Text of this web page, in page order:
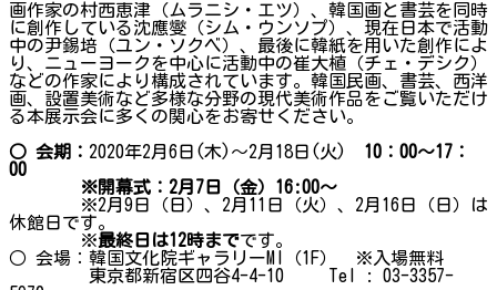
画作家の村西恵津（ムラニシ・エツ）、韓国画と書芸を同時
に創作している沈應燮（シム・ウンソプ）、現在日本で活動
中の尹錫培（ユン・ソクベ）、最後に韓紙を用いた創作によ
り、ニューヨークを中心に活動中の崔大植（チェ・デシク）
などの作家により構成されています。韓国民画、書芸、西洋
画、設置美術など多様な分野の現代美術作品をご覧いただけ
る本展示会に多くの関心をお寄せください。
○ 会期： 2020年2月6日(木)～2月18日(火)
10：00～17：
00
※開幕式：2月7日（金）16:00～
※2月9日（日）、2月11日（火）、2月16日（日）は
休館日です。
※最終日は12時までです。
○ 会場：韓国文化院ギャラリーMI（1F） ※入場無料
東京都新宿区四谷4-4-10 Tel : 03-3357-